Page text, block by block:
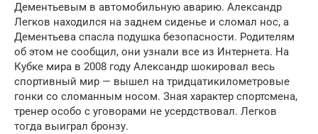
Дементьевым в автомобильную аварию. Александр
Легков находился на заднем сиденье и сломал нос, а
Дементьева спасла подушка безопасности. Родителям
об этом не сообщил, они узнали все из Интернета. На
Кубке мира в 2008 году Александр шокировал весь
спортивный мир — вышел на тридцатикилометровые
гонки со сломанным носом. Зная характер спортсмена,
тренер особо с уговорами не усердствовал. Легков
тогда выиграл бронзу.